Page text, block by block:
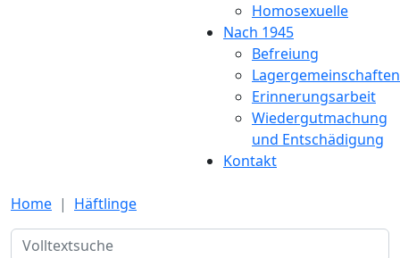
Homosexuelle
Nach 1945
Befreiung
Lagergemeinschaften
Erinnerungsarbeit
Wiedergutmachung
und Entschädigung
Kontakt
Home
Häftlinge
Suche